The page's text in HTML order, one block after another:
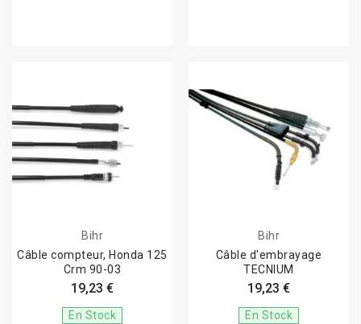
Bihr
Câble compteur, Honda 125
Crm 90-03
19,23 €
En Stock
Bihr
Câble d'embrayage
TECNIUM
19,23 €
En Stock